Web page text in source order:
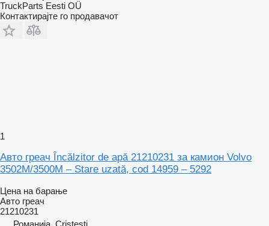
TruckParts Eesti OÜ
Контактирајте го продавачот
1
Авто греач Încălzitor de apă 21210231 за камион Volvo
3502M/3500M – Stare uzată, cod 14959 – 5292
Цена на барање
Авто греач
21210231
Романија, Cristesti